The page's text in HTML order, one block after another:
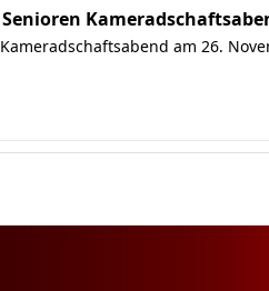
Senioren
Kameradschaftsabend am 26.